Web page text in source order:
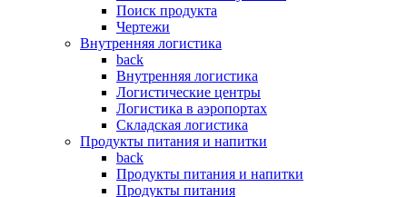
Поиск продукта
Чертежи
Внутренняя логистика
back
Внутренняя логистика
Логистические центры
Логистика в аэропортах
Складская логистика
Продукты питания и напитки
back
Продукты питания и напитки
Продукты питания